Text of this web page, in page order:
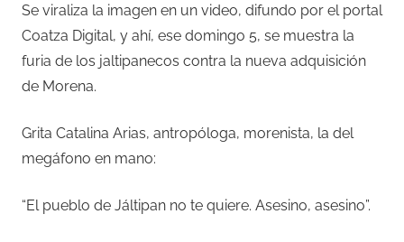
Se viraliza la imagen en un video, difundo por el portal
Coatza Digital, y ahí, ese domingo 5, se muestra la
furia de los jaltipanecos contra la nueva adquisición
de Morena.
Grita Catalina Arias, antropóloga, morenista, la del
megáfono en mano:
“El pueblo de Jáltipan no te quiere. Asesino, asesino”.